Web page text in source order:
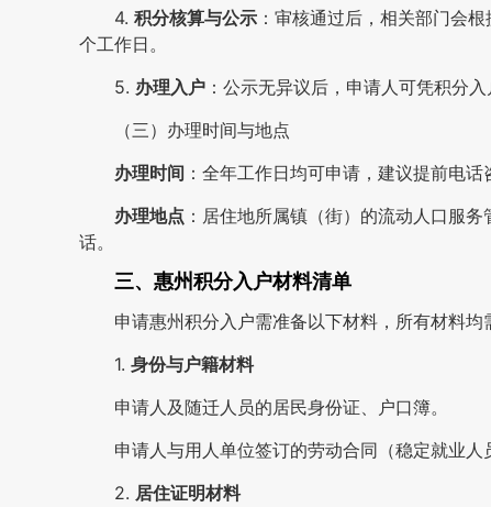
4. 积分核算与公示 ：审核通过后，相关部门会
个工作日。
5. 办理入户 ：公示无异议后，申请人可凭积分
（三）办理时间与地点
办理时间 ：全年工作日均可申请，建议提前电
办理地点 ：居住地所属镇（街）的流动人口服
话。
三、惠州积分入户材料清单
申请惠州积分入户需准备以下材料，所有材料均
1. 身份与户籍材料
申请人及随迁人员的居民身份证、户口簿。
申请人与用人单位签订的劳动合同（稳定就业人
2. 居住证明材料